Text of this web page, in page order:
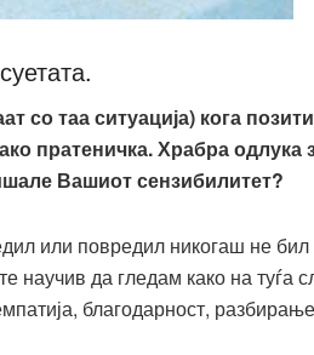
со таа ситуација) кога
пратеничка. Храбра одлука
Вашиот сензибилитет?
или повредил никогаш не
да гледам како на туѓа
благодарност,